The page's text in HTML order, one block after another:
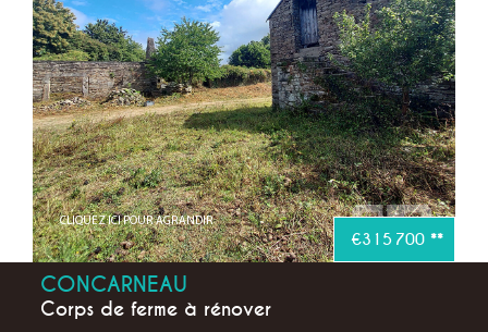
CLIQUEZ ICI POUR AGRANDIR
€315 700 **
CONCARNEAU
Corps de ferme à rénover